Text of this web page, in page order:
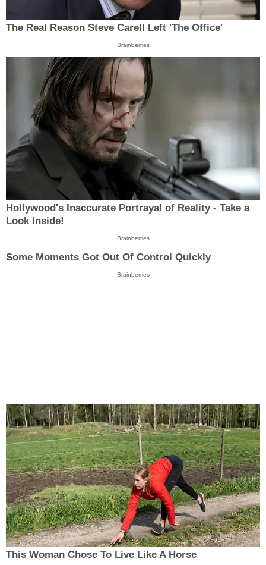
The Real Reason Steve Carell Left 'The Office'
Brainberries
Hollywood's Inaccurate Portrayal of Reality - Take a
Look Inside!
Brainberries
Some Moments Got Out Of Control Quickly
Brainberries
This Woman Chose To Live Like A Horse